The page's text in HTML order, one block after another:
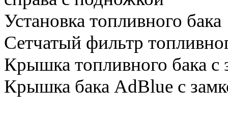
Установка топливного бака
Сетчатый фильтр
Крышка топливного бака с
Крышка бака AdBlue с